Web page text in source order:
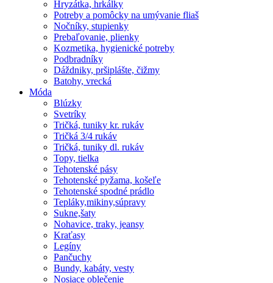
Hryzátka, hrkálky
Potreby a pomôcky na umývanie fliaš
Nočníky, stupienky
Prebaľovanie, plienky
Kozmetika, hygienické potreby
Podbradníky
Dáždniky, pršiplášte, čižmy
Batohy, vrecká
Móda
Blúzky
Svetríky
Tričká, tuniky kr. rukáv
Tričká 3/4 rukáv
Tričká, tuniky dl. rukáv
Topy, tielka
Tehotenské pásy
Tehotenské pyžama, košeľe
Tehotenské spodné prádlo
Tepláky,mikiny,súpravy
Sukne,šaty
Nohavice, traky, jeansy
Kraťasy
Legíny
Pančuchy
Bundy, kabáty, vesty
Nosiace oblečenie